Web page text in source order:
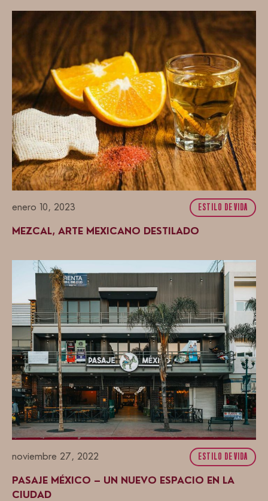
enero 10, 2023 ESTILO DE VIDA
MEZCAL, ARTE MEXICANO DESTILADO
noviembre 27, 2022 ESTILO DE VIDA
PASAJE MÉXICO – UN NUEVO ESPACIO EN LA
CIUDAD